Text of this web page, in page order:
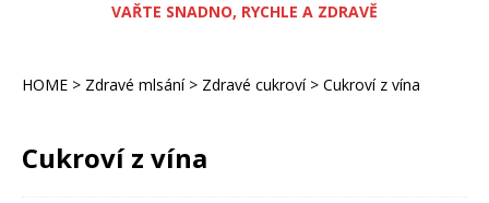
VAŘTE SNADNO, RYCHLE A ZDRAVĚ
HOME > Zdravé mlsání> Zdravé cukroví> Cukroví z vína
Cukroví z vína